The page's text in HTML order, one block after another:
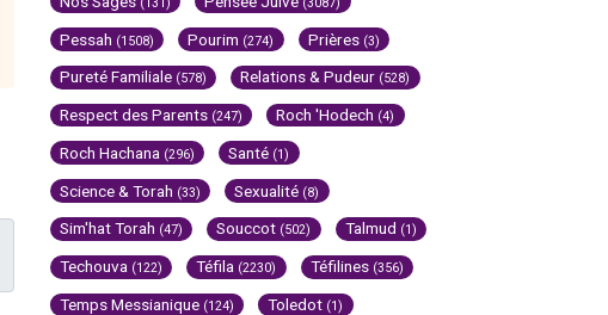
Pessah (1508) Pourim (274) Prières (3)
Pureté Familiale (578) Relations & Pudeur (528)
Respect des Parents (247) Roch 'Hodech (4)
Roch Hachana (296) Santé (1)
Science & Torah (33) Sexualité (8)
Sim'hat Torah (47) Souccot (502) Talmud (1)
Techouva (122) Téfila (2230) Téfilines (356)
Temps Messianique (124) Toledot (1)